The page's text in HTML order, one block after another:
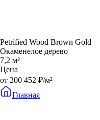
Petrified Wood Brown Gold
Окаменелое дерево
7,2 м²
Цена
от 200 452 ₽/м²
Главная